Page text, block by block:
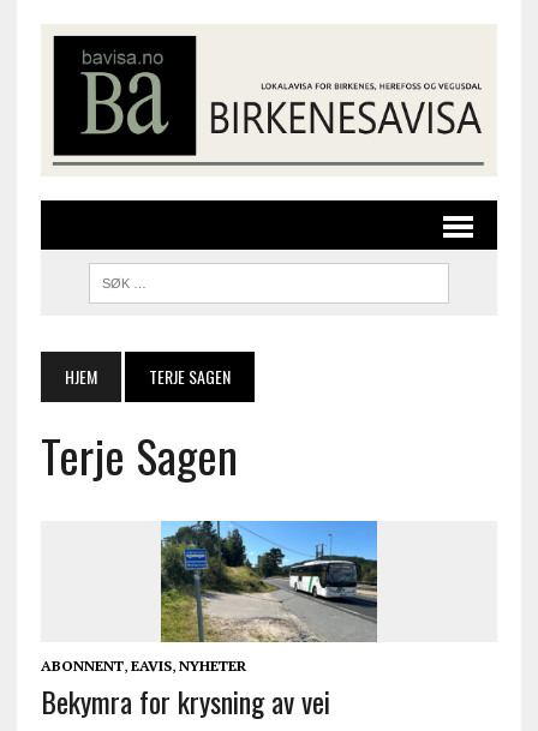
HJEM TERJE SAGEN
Terje Sagen
ABONNENT, EAVIS, NYHETER
Bekymra for krysning av vei